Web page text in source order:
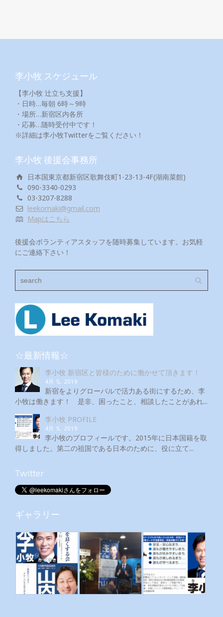
李小牧 スケジュール
【李小牧 辻立ち支援】
・日時…毎朝 6時～9時
・場所…新宿区内各所
・応募…随時受付中です！
※詳細は李小牧Twitterをご覧ください！
李小牧 後援会事務所
日本国東京都新宿区歌舞伎町1-23-13-4F(湖南菜館)
090-3340-0293
03-3207-8288
leekomaki@gmail.com
Mapはこちら
後援会ボランティアスタッフを随時募集しています。お気軽
にご連絡下さい！
☆最新情報☆
李小牧 新宿区と皆様のために働かせて頂きます！
4月 5, 2019
新宿をよりグローバルで活力ある街にするため、李
小牧は働きます！ 是非、困ったこと、相談したことがあれ...
李小牧 PROFILE
4月 5, 2019
李小牧のプロフィールです。2015年に日本国籍を取
得しました。第二の祖国である日本のために、役に立て...
Twitter
ギャラリー